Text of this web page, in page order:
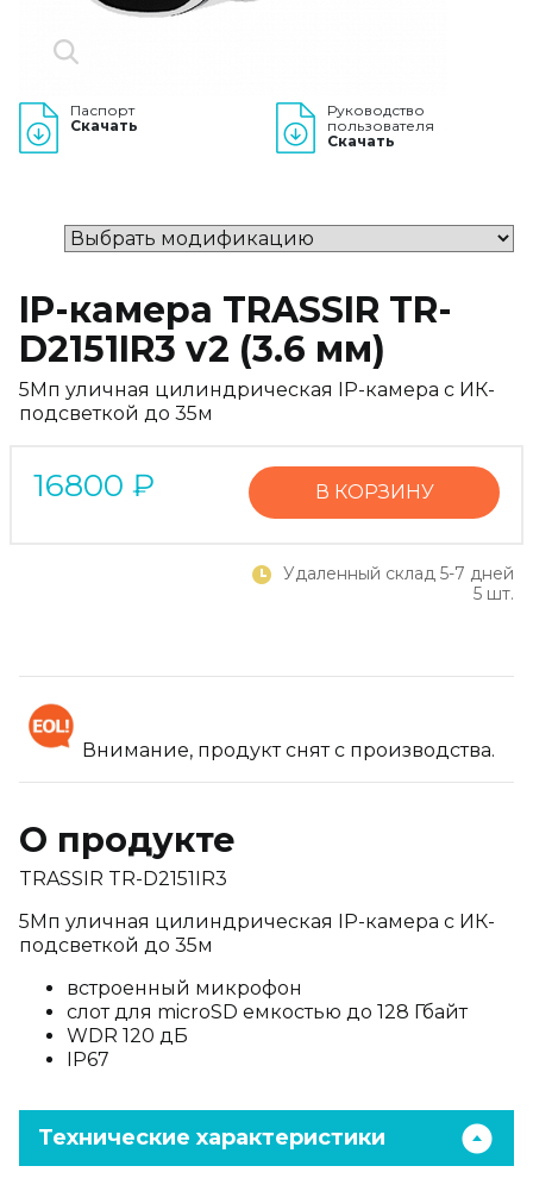
Паспорт
Скачать
Руководство
пользователя
Скачать
IP-камера TRASSIR TR-
D2151IR3 v2 (3.6 мм)
5Мп уличная цилиндрическая IP-камера с ИК-
подсветкой до 35м
16800 ₽ В КОРЗИНУ
Удаленный склад 5-7 дней
5 шт.
Внимание, продукт снят с производства.
О продукте
TRASSIR TR-D2151IR3
5Мп уличная цилиндрическая IP-камера с ИК-
подсветкой до 35м
встроенный микрофон
слот для microSD емкостью до 128 Гбайт
WDR 120 дБ
IP67
Технические характеристики